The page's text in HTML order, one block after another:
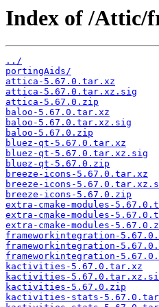
Index of /Attic/
../
portingAids/
attica-5.67.0.tar.xz
attica-5.67.0.tar.xz.sig
attica-5.67.0.zip
baloo-5.67.0.tar.xz
baloo-5.67.0.tar.xz.sig
baloo-5.67.0.zip
bluez-qt-5.67.0.tar.xz
bluez-qt-5.67.0.tar.xz.sig
bluez-qt-5.67.0.zip
breeze-icons-5.67.0.tar.xz
breeze-icons-
breeze-icons-5.67.0.zip
extra-cmake-modules-
extra-cmake-modules-
extra-cmake-modules-
frameworkintegration-
frameworkintegration-
frameworkintegration-
kactivities-5.67.0.tar.xz
kactivities-
kactivities-5.67.0.zip
kactivities-stats-